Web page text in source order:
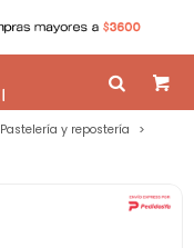
Pastelería y repostería